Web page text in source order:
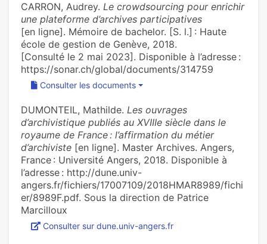
CARRON, Audrey. Le crowdsourcing pour enrichir
une plateforme d’archives participatives
[en ligne]. Mémoire de bachelor. [S. l.] : Haute
école de gestion de Genève, 2018.
[Consulté le 2 mai 2023]. Disponible à l’adresse :
https://sonar.ch/global/documents/314759
Consulter les documents
DUMONTEIL, Mathilde. Les ouvrages
d’archivistique publiés au XVIIIe siècle dans le
royaume de France : l’affirmation du métier
d’archiviste [en ligne]. Master Archives. Angers,
France : Université Angers, 2018. Disponible à
l’adresse : http://dune.univ-
angers.fr/fichiers/17007109/2018HMAR8989/fichi
er/8989F.pdf. Sous la direction de Patrice
Marcilloux
Consulter sur dune.univ-angers.fr